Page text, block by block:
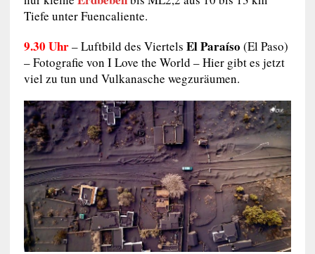
Tiefe unter Fuencaliente.
9.30 Uhr– Luftbild des Viertels El Paraíso (El Paso)
– Fotografie von I Love the World – Hier gibt es jetzt
viel zu tun und Vulkanasche wegzuräumen.